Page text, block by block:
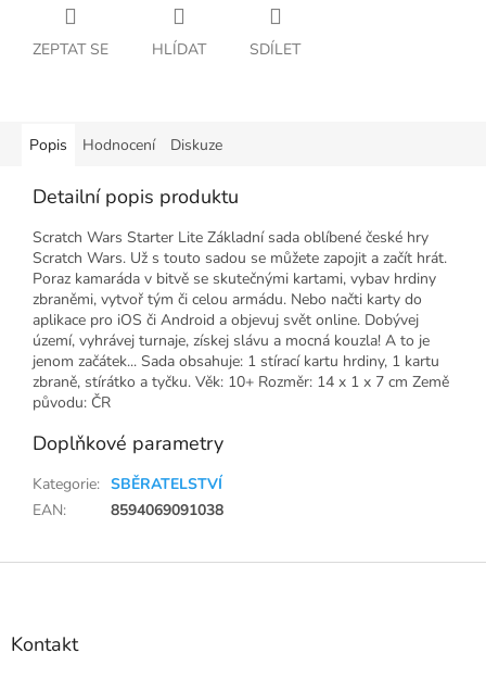
ZEPTAT SE HLÍDAT SDÍLET
Popis Hodnocení Diskuze
Detailní popis produktu
Scratch Wars Starter Lite Základní sada oblíbené české hry
Scratch Wars. Už s touto sadou se můžete zapojit a začít hrát.
Poraz kamaráda v bitvě se skutečnými kartami, vybav hrdiny
zbraněmi, vytvoř tým či celou armádu. Nebo načti karty do
aplikace pro iOS či Android a objevuj svět online. Dobývej
území, vyhrávej turnaje, získej slávu a mocná kouzla! A to je
jenom začátek... Sada obsahuje: 1 stírací kartu hrdiny, 1 kartu
zbraně, stírátko a tyčku. Věk: 10+ Rozměr: 14 x 1 x 7 cm Země
původu: ČR
Doplňkové parametry
Kategorie: SBĚRATELSTVÍ
EAN: 8594069091038
Z
Kontakt